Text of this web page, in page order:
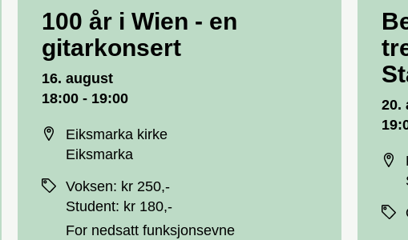
100 år i Wien - en
gitarkonsert
16. august
18:00 - 19:00
Eiksmarka kirke
Eiksmarka
Voksen: kr 250,-
Student: kr 180,-
For nedsatt funksjonsevne